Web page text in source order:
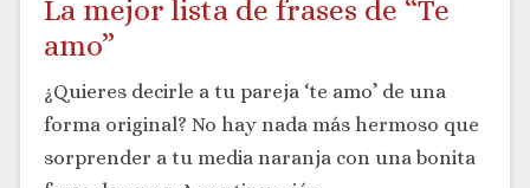
La mejor lista de frases de “Te
amo”
¿Quieres decirle a tu pareja ‘te amo’ de una
forma original? No hay nada más hermoso que
sorprender a tu media naranja con una bonita